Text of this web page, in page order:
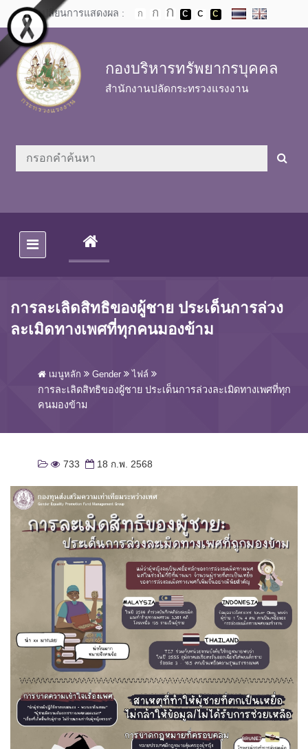
Skip to main content
เปลี่ยนการแสดงผล :
กองบริหารทรัพยากรบุคคล
สำนักงานปลัดกระทรวงแรงงาน
(CURRENT)
การละเลิดสิทธิของผู้ชาย ประเด็นการล่วง
ละเมิดทางเพศที่ทุกคนมองข้าม
เมนูหลัก Gender ไฟล์
การละเลิดสิทธิของผู้ชาย ประเด็นการล่วงละเมิดทางเพศที่ทุก
คนมองข้าม
733 18 ก.พ. 2568